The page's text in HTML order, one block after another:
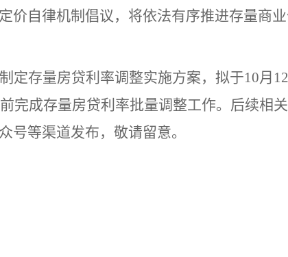
价自律机制倡议，将依法有序推进存量商
定存量房贷利率调整实施方案，拟于10月 12
前完成存量房贷利率批量调整工作。后续相
号等渠道发布，敬请留意。